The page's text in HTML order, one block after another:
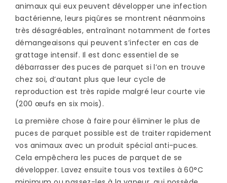
animaux qui eux peuvent développer une infection
bactérienne, leurs piqûres se montrent néanmoins
très désagréables, entraînant notamment de fortes
démangeaisons qui peuvent s’infecter en cas de
grattage intensif. Il est donc essentiel de se
débarrasser des puces de parquet si l’on en trouve
chez soi, d’autant plus que leur cycle de
reproduction est très rapide malgré leur courte vie
(200 œufs en six mois).
La première chose à faire pour éliminer le plus de
puces de parquet possible est de traiter rapidement
vos animaux avec un produit spécial anti-puces.
Cela empêchera les puces de parquet de se
développer. Lavez ensuite tous vos textiles à 60°C